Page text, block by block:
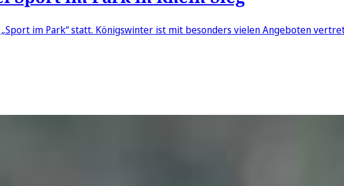
im Park“ statt. Königswinter ist mit besonders vielen Angeboten